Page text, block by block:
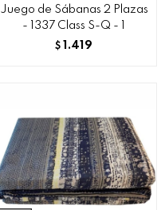
Juego de Sábanas 2 Plazas
- 1337 Class S-Q - 1
$ 1.419